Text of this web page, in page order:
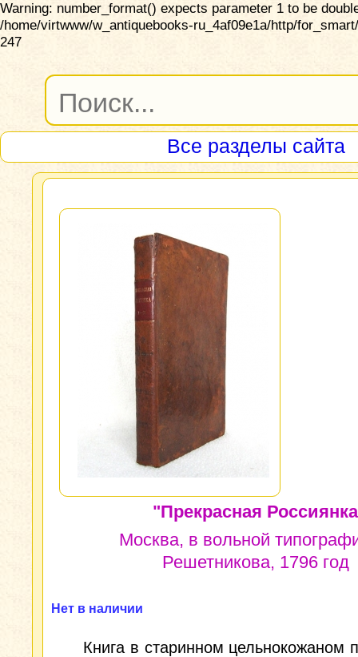
Warning: number_format() expects parameter 1 to be
/home/virtwww/w_antiquebooks-ru_4af09e1a/http/
247
Все разделы сайта
"Прекрасная
Москва, в вольной
Решетникова, 1796 год
Нет в наличии
Книга в старинном цельнокожаном